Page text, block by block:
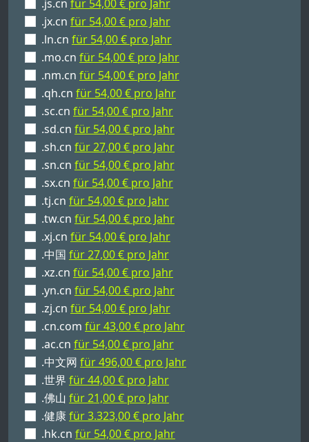
.js.cn für 54,00 € pro Jahr
.jx.cn für 54,00 € pro Jahr
.ln.cn für 54,00 € pro Jahr
.mo.cn für 54,00 € pro Jahr
.nm.cn für 54,00 € pro Jahr
.qh.cn für 54,00 € pro Jahr
.sc.cn für 54,00 € pro Jahr
.sd.cn für 54,00 € pro Jahr
.sh.cn für 27,00 € pro Jahr
.sn.cn für 54,00 € pro Jahr
.sx.cn für 54,00 € pro Jahr
.tj.cn für 54,00 € pro Jahr
.tw.cn für 54,00 € pro Jahr
.xj.cn für 54,00 € pro Jahr
.中国 für 27,00 € pro Jahr
.xz.cn für 54,00 € pro Jahr
.yn.cn für 54,00 € pro Jahr
.zj.cn für 54,00 € pro Jahr
.cn.com für 43,00 € pro Jahr
.ac.cn für 54,00 € pro Jahr
.中文网 für 496,00 € pro Jahr
.世界 für 44,00 € pro Jahr
.佛山 für 21,00 € pro Jahr
.健康für 3.323,00 € pro Jahr
.hk.cn für 54,00 € pro Jahr